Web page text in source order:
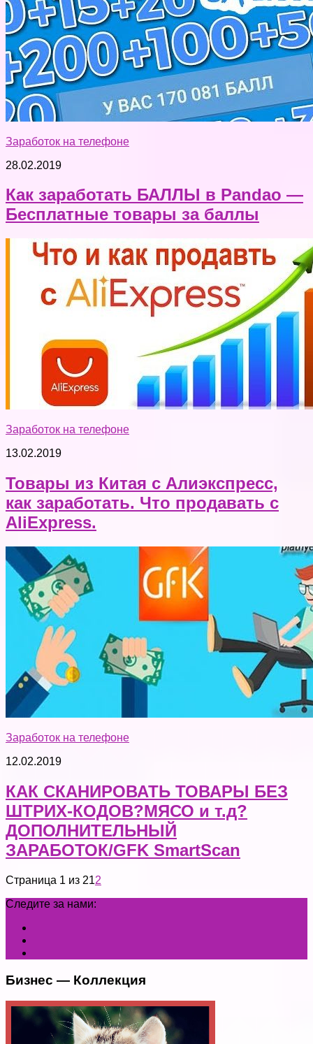
Заработок на телефоне
28.02.2019
Как заработать БАЛЛЫ в Pandao —
Бесплатные товары за баллы
Заработок на телефоне
13.02.2019
Товары из Китая с Алиэкспресс,
как заработать. Что продавать с
AliExpress.
Заработок на телефоне
12.02.2019
КАК СКАНИРОВАТЬ ТОВАРЫ БЕЗ
ШТРИХ-КОДОВ?МЯСО и т.д?
ДОПОЛНИТЕЛЬНЫЙ
ЗАРАБОТОК/GFK SmartScan
Страница 1 из 212
Следите за нами:
Бизнес — Коллекция